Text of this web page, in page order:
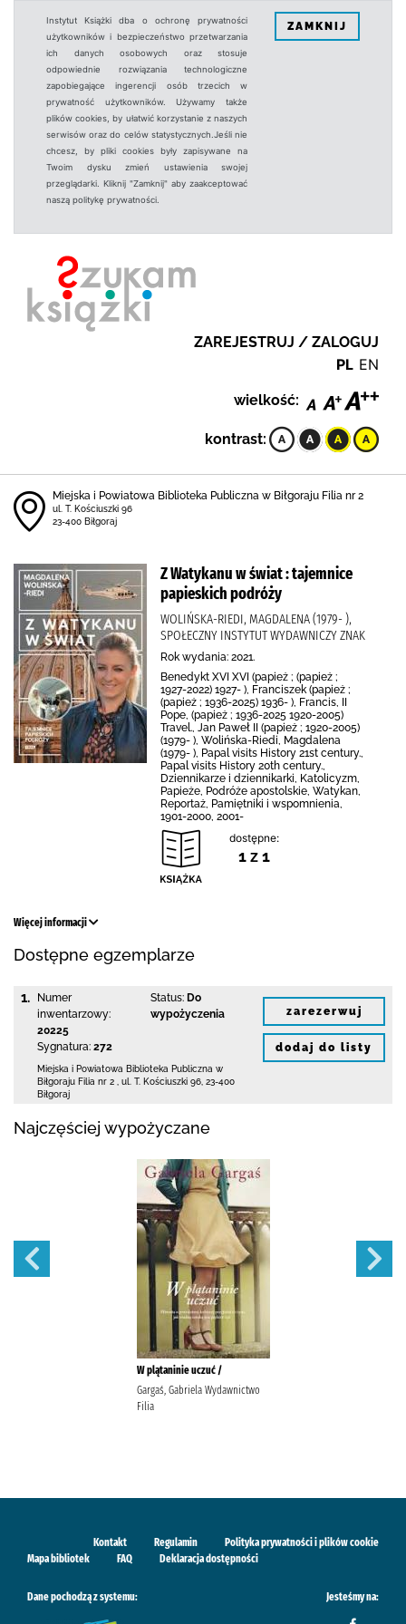
Instytut Książki dba o ochronę prywatności
użytkowników i bezpieczeństwo przetwarzania
ich danych osobowych oraz stosuje
odpowiednie rozwiązania technologiczne
zapobiegające ingerencji osób trzecich w
prywatność użytkowników. Używamy także
plików cookies, by ułatwić korzystanie z naszych
serwisów oraz do celów statystycznych.Jeśli nie
chcesz, by pliki cookies były zapisywane na
Twoim dysku zmień ustawienia swojej
przeglądarki. Kliknij "Zamknij" aby zaakceptować
naszą politykę prywatności.
ZAMKNIJ
ZAREJESTRUJ / ZALOGUJ
PL EN
wielkość:
kontrast:
Miejska i Powiatowa Biblioteka Publiczna w Biłgoraju Filia nr 2
ul. T. Kościuszki 96
23-400 Biłgoraj
Z Watykanu w świat : tajemnice
papieskich podróży
WOLIŃSKA-RIEDI, MAGDALENA (1979- ),
SPOŁECZNY INSTYTUT WYDAWNICZY ZNAK
Rok wydania: 2021.
Benedykt XVI XVI (papież ; (papież ;
1927-2022) 1927- ), Franciszek (papież ;
(papież ; 1936-2025) 1936- ), Francis, II
Pope, (papież ; 1936-2025 1920-2005)
Travel., Jan Paweł II (papież ; 1920-2005)
(1979- ), Wolińska-Riedi, Magdalena
(1979- ), Papal visits History 21st century.,
Papal visits History 20th century.,
Dziennikarze i dziennikarki, Katolicyzm,
Papieże, Podróże apostolskie, Watykan,
Reportaż, Pamiętniki i wspomnienia,
1901-2000, 2001-
dostępne:
1 z 1
Więcej informacji
Dostępne egzemplarze
1.
Numer
inwentarzowy:
20225
Sygnatura: 272
Status: Do
wypożyczenia
Miejska i Powiatowa Biblioteka Publiczna w
Biłgoraju Filia nr 2
ul. T. Kościuszki 96 23-400
Biłgoraj
zarezerwuj
dodaj do listy
Najczęściej wypożyczane
W plątaninie uczuć /
Gargaś, Gabriela Wydawnictwo
Filia
Kontakt Regulamin
Polityka prywatności i plików cookie
Mapa bibliotek
FAQ Deklaracja dostępności
Dane pochodzą z systemu: Jesteśmy na: